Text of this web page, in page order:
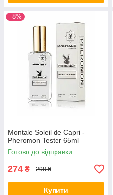
–8%
Montale Soleil de Capri -
Pheromon Tester 65ml
Готово до відправки
274 ₴ 298 ₴
Купити